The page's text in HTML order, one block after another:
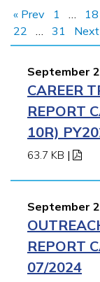
« Prev
1 … 18
22
… 31
September
CAREER
REPORT
10R)
63.7 KB |
September
REPORT
07/2024